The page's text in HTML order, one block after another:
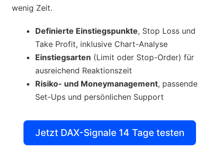
wenig Zeit.
Definierte Einstiegspunkte, Stop Loss und
Take Profit, inklusive Chart-Analyse
Einstiegsarten (Limit oder Stop-Order) für
ausreichend Reaktionszeit
Risiko- und Moneymanagement, passende
Set-Ups und persönlichen Support
Jetzt DAX-Signale 14 Tage testen